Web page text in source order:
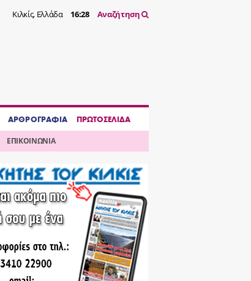
Κιλκίς, Ελλάδα 16:28 Αναζήτηση
ΑΡΘΡΟΓΡΑΦΙΑ ΠΡΩΤΟΣΕΛΙΔΑ
ΕΠΙΚΟΙΝΩΝΙΑ